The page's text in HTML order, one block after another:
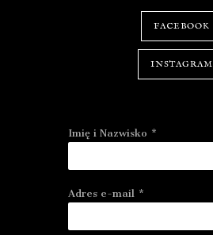
FACEBOOK
INSTAGRAM
Imię i Nazwisko *
Adres e-mail *